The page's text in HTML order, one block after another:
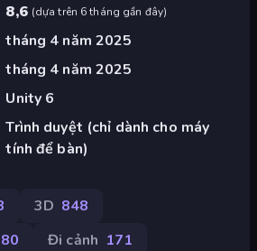
8,6 (dựa trên 6 tháng gần đây)
tháng 4 năm 2025
tháng 4 năm 2025
Unity 6
Trình duyệt (chỉ dành cho máy
tính để bàn)
3D 848
Đi cảnh 171